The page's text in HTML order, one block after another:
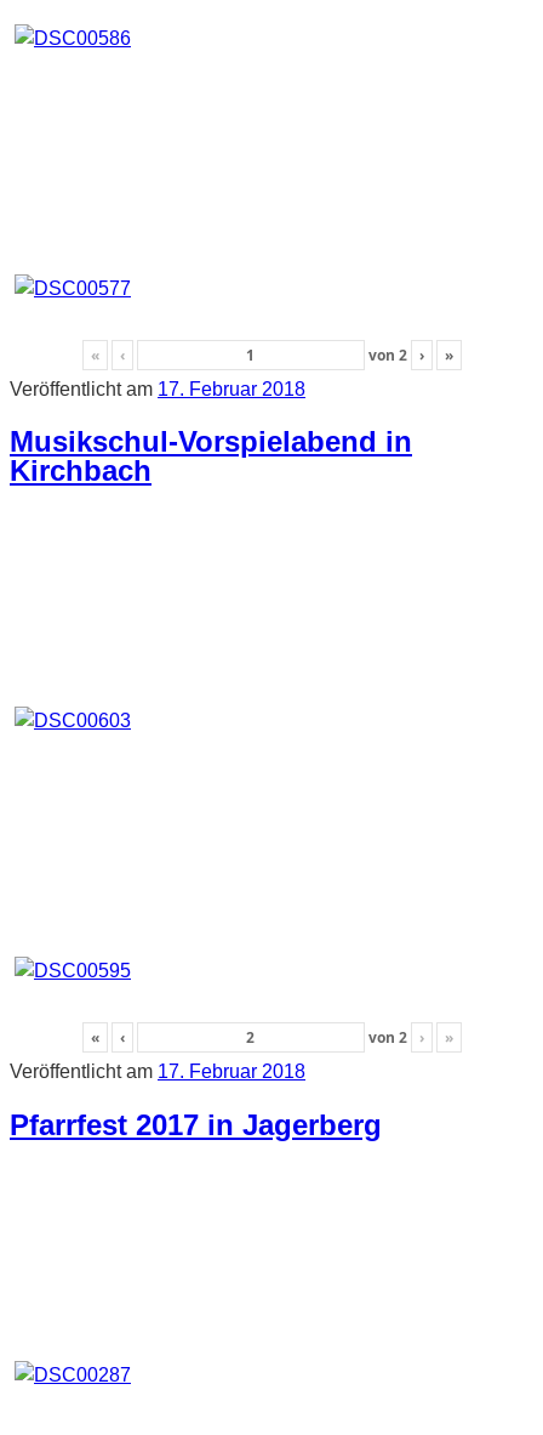
« ‹ von 2 ›
»
Veröffentlicht am 17. Februar 2018
Musikschul-Vorspielabend in
Kirchbach
« ‹ von 2 ›
»
Veröffentlicht am 17. Februar 2018
Pfarrfest 2017 in Jagerberg